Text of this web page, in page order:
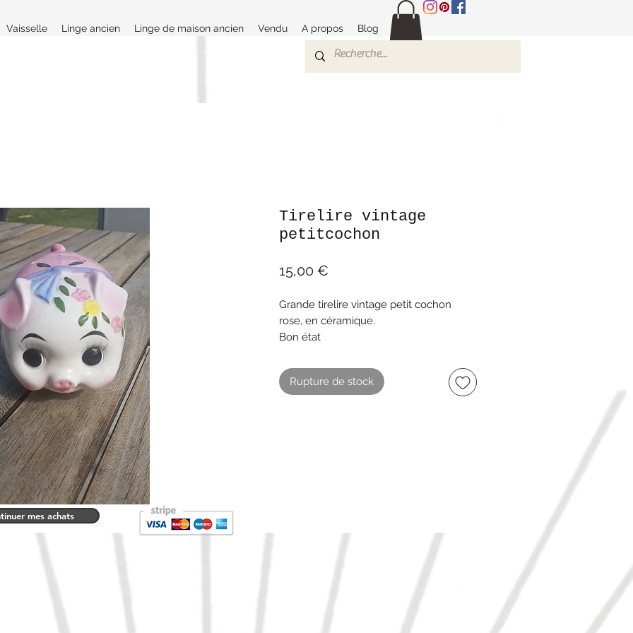
Vaisselle Linge ancien Linge de maison ancien Vendu A propos Blog
Tirelire vintage
petitcochon
15,00 €
Grande tirelire vintage petit cochon
rose, en céramique.
Bon état
impéccable.
16 cm longueur
Rupture de stock
mes achats